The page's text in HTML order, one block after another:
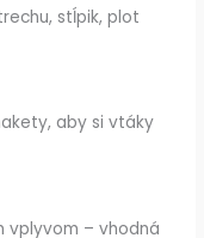
stĺpik, plot
aby si vtáky
vplyvom – vhodná